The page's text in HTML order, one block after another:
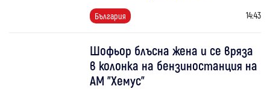
България 14:43
Шофьор блъсна жена и се вряза
в колонка на бензиностанция на
АМ "Хемус"